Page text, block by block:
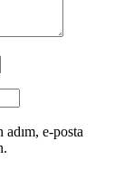
e-posta